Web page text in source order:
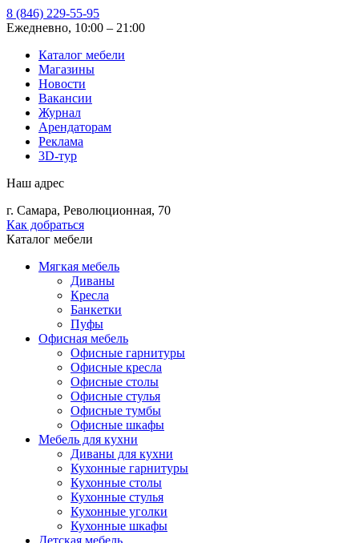
8 (846) 229-55-95
Ежедневно, 10:00 – 21:00
Каталог мебели
Магазины
Новости
Вакансии
Журнал
Арендаторам
Реклама
3D-тур
Наш адрес
г. Самара, Революционная, 70
Как добраться
Каталог мебели
Мягкая мебель
Диваны
Кресла
Банкетки
Пуфы
Офисная мебель
Офисные гарнитуры
Офисные кресла
Офисные столы
Офисные стулья
Офисные тумбы
Офисные шкафы
Мебель для кухни
Диваны для кухни
Кухонные гарнитуры
Кухонные столы
Кухонные стулья
Кухонные уголки
Кухонные шкафы
Детская мебель